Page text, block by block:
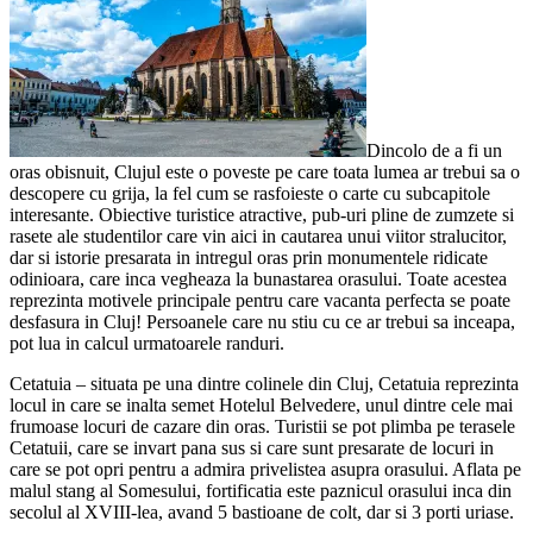
Dincolo de a fi un
oras obisnuit, Clujul este o poveste pe care toata lumea ar trebui sa o
descopere cu grija, la fel cum se rasfoieste o carte cu subcapitole
interesante. Obiective turistice atractive, pub-uri pline de zumzete si
rasete ale studentilor care vin aici in cautarea unui viitor stralucitor,
dar si istorie presarata in intregul oras prin monumentele ridicate
odinioara, care inca vegheaza la bunastarea orasului. Toate acestea
reprezinta motivele principale pentru care vacanta perfecta se poate
desfasura in Cluj! Persoanele care nu stiu cu ce ar trebui sa inceapa,
pot lua in calcul urmatoarele randuri.
Cetatuia – situata pe una dintre colinele din Cluj, Cetatuia reprezinta
locul in care se inalta semet Hotelul Belvedere, unul dintre cele mai
frumoase locuri de cazare din oras. Turistii se pot plimba pe terasele
Cetatuii, care se invart pana sus si care sunt presarate de locuri in
care se pot opri pentru a admira privelistea asupra orasului. Aflata pe
malul stang al Somesului, fortificatia este paznicul orasului inca din
secolul al XVIII-lea, avand 5 bastioane de colt, dar si 3 porti uriase.